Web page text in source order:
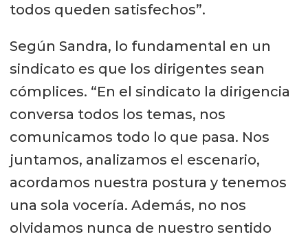
todos queden satisfechos”.
Según Sandra, lo fundamental en un
sindicato es que los dirigentes sean
cómplices. “En el sindicato la dirigencia
conversa todos los temas, nos
comunicamos todo lo que pasa. Nos
juntamos, analizamos el escenario,
acordamos nuestra postura y tenemos
una sola vocería. Además, no nos
olvidamos nunca de nuestro sentido